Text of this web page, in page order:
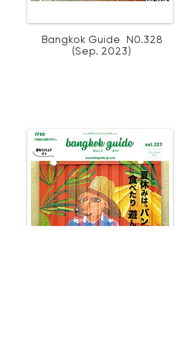
Bangkok Guide N0.328
(Sep. 2023)